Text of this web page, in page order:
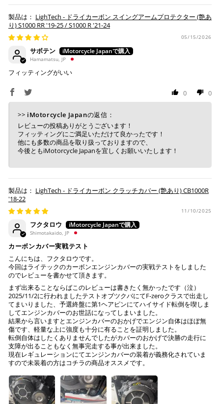
ボ払いのみご利用頂けます。
※ 手数料、利息はご利用のカード会社の定めによります
ので、事前にご確認ください。
楽天ペイ
いつもの楽天IDとパスワードを使ってスムーズなお支払
いが可能です。
楽天ポイントが貯まる・使える！「簡単」「あんしん」
「お得」な楽天ペイをご利用ください。
Visa、Mastercard、JCBのみです。
キャッシュレス決済
上記キャッシュレス決済アカウントからご希望のお支払
い方法をご選択頂き、クリックするだけで簡単に支払い
が完了します。
※ ご利用には事前にPayPay、Apple Payの利用登録が
必要です。
コンビニ決済(事前決済)
・商品ページの納期はあくまで目安になりますので、納期が
早まる場合もございます。
・運送状況や繁忙期の影響により遅れが生じる場合もござい
配送送料について
は、送料が無料となります。
配送会社について
ヤマト運輸になります。 配送会社の指定はできかねます。
LighTech - ドライカーボン スイングアームプロテクター (艶あ
り) S1000 RR '19-25 / S1000 R '21-24
05/15/2026
サボテン
Hamamatsu, JP
フィッティングがいい
0 0
>> iMotorcycle Japanの返信：
レビューの投稿ありがとうございます！
フィッティングにご満足いただけて良かったです！
他にも多数の商品を取り扱っておりますので、
今後ともiMotorcycle Japanを宜しくお願いいたします！
LighTech - ドライカーボン クラッチカバー (艶あり) CB1000R
'18-22
11/10/2025
フクタロウ
Shimotakaido, JP
カーボンカバー実戦テスト
こんにちは、フクタロウです。
今回はライテックのカーボンエンジンカバーの実戦テストをしました
のでレビューを書かせて頂きます。
まず出来ることならばこのレビューは書きたく無かったです（泣）
2025/11/2に行われましたテストオブツクバにてF-zeroクラスで出走し
てまいりました、予選終盤に第1ヘアピンにてハイサイド転倒を喫しま
してエンジンカバーのお世話になってしまいました。
結果から言いますとエンジンカバーのおかげでエンジン自体はほぼ無
傷です、軽量な上に強度も十分に有ることを証明しました。
転倒自体はしたくありませんでしたがカバーのおかげで決勝の走行に
支障が出ることもなく無事完走する事が出来ました。
現在レギュレーションにてエンジンカバーの装着が義務化されていま
すので未装着の方はコチラの商品オススメです。